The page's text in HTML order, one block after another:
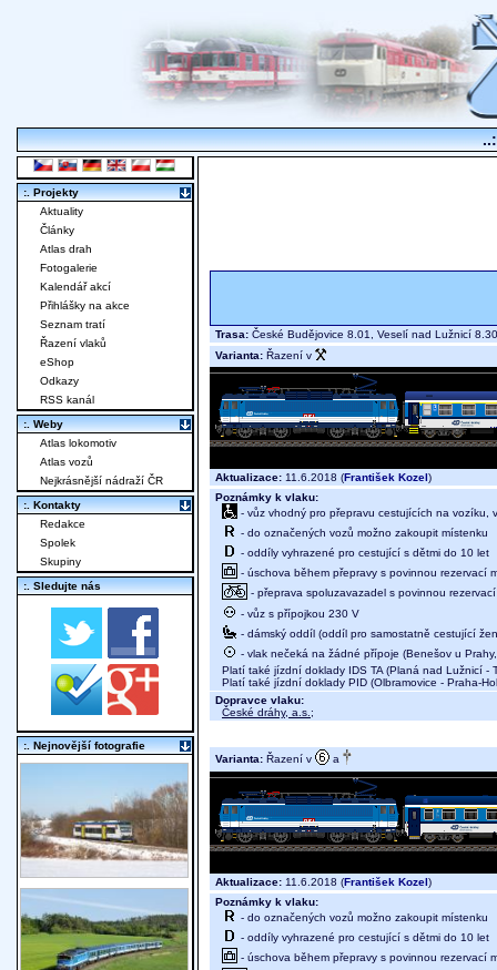
Trasa: České Budějovice 8.01, Veselí nad Lužnicí
Varianta: Řazení v
Aktualizace: 11.6.2018 (František Kozel)
Poznámky k vlaku:
- vůz vhodný pro přepravu cestujících na vozíku,
- do označených vozů možno zakoupit místenku
- oddíly vyhrazené pro cestující s dětmi do 10 let
- úschova během přepravy s povinnou rezervací
- přeprava spoluzavazadel s povinnou
- vůz s přípojkou 230 V
- dámský oddíl (oddíl pro samostatně cestující
- vlak nečeká na žádné přípoje (Benešov u
Platí také jízdní doklady IDS TA (Planá nad Lužnicí -
Platí také jízdní doklady PID (Olbramovice - Praha-
Dopravce vlaku:
České dráhy, a.s. ;
Varianta: Řazení v a
Aktualizace: 11.6.2018 (František Kozel)
Poznámky k vlaku:
- do označených vozů možno zakoupit místenku
- oddíly vyhrazené pro cestující s dětmi do 10 let
- úschova během přepravy s povinnou rezervací
:. Projekty
Aktuality
Články
Atlas drah
Fotogalerie
Kalendář akcí
Přihlášky na akce
Seznam tratí
Řazení vlaků
eShop
Odkazy
RSS kanál
:. Weby
Atlas lokomotiv
Atlas vozů
Nejkrásnější nádraží ČR
:. Kontakty
Redakce
Spolek
Skupiny
:. Sledujte nás
:. Nejnovější fotografie